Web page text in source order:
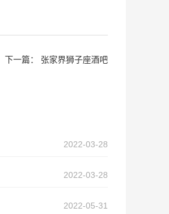
下一篇： 张家界狮子座酒吧
2022-03-28
2022-03-28
2022-05-31